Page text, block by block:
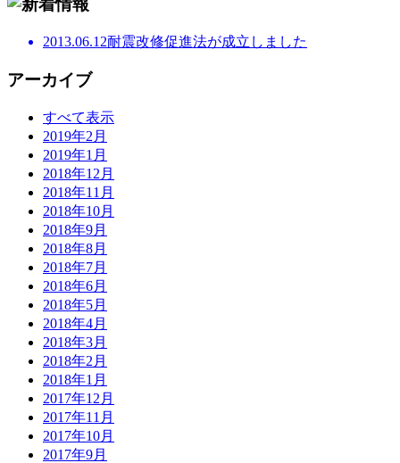
2013.06.12耐震改修促進法が成立しました
アーカイブ
すべて表示
2019年2月
2019年1月
2018年12月
2018年11月
2018年10月
2018年9月
2018年8月
2018年7月
2018年6月
2018年5月
2018年4月
2018年3月
2018年2月
2018年1月
2017年12月
2017年11月
2017年10月
2017年9月